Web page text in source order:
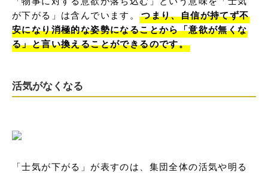
が下がる」は含んでいます。つまり、自信が持てず不
安になり消極的な姿勢になることから「意欲が無くな
る」と言い換えることができるのです。
活気がなくなる
「士気が下がる」が表すのは、集団全体の活気や明る